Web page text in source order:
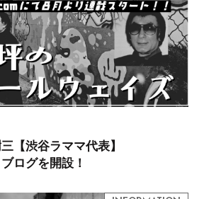
【渋谷ラママ代表】
ログを開設！